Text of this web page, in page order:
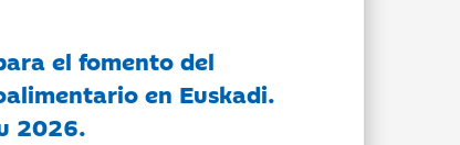
el fomento del
en Euskadi.
2026.